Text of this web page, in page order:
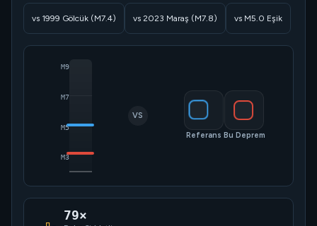
vs 1999 Gölcük (M7.4) vs 2023 Maraş (M7.8) vs M5.0 Eşik
M9
M7
M5
M3
VS
Referans Bu Deprem
79×